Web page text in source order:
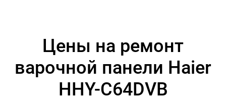
Цены на ремонт
варочной панели Haier
HHY-C64DVB